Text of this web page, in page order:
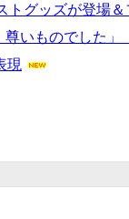
トグッズが登場
いものでした」
現